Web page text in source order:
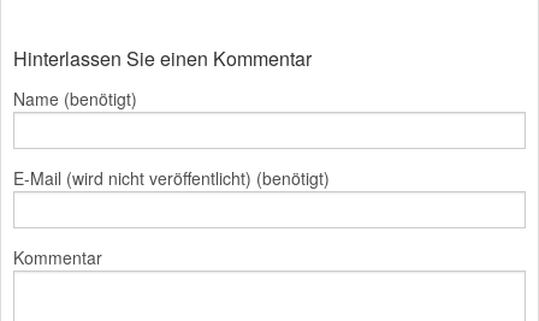
Hinterlassen Sie einen Kommentar
Name (benötigt)
E-Mail (wird nicht veröffentlicht) (benötigt)
Kommentar